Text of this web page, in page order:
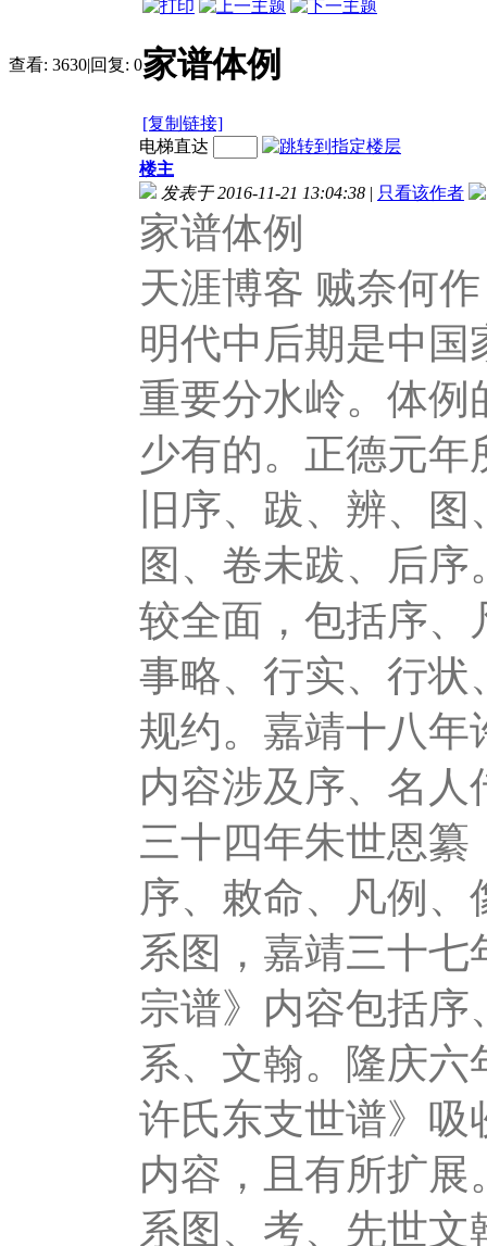
查看: 3630|回复: 0家谱体例
[复制链接]
电梯直达
楼主
发表于 2016-11-21 13:04:38 | 只看该作者
家谱体例
天涯博客 贼奈何作
明代中后期是中
重要分水岭。体例
少有的。正德元
旧序、跋、辨、
图、卷未跋、后
较全面，包括序、
事略、行实、行状
规约。嘉靖十八年
内容涉及序、名
三十四年朱世恩
序、敕命、凡例
系图，嘉靖三十
宗谱》内容包括
系、文翰。隆庆
许氏东支世谱》吸
内容，且有所扩
系图、考、先世